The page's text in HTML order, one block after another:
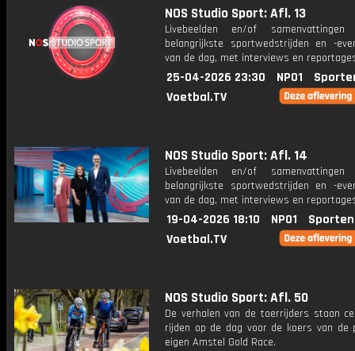
NOS Studio Sport: Afl. 13
Livebeelden en/of
belangrijkste sportwedstrijden en -
van de dag, met interviews en
25-04-2026 23:30 NPO1
Voetbal.TV
NOS Studio Sport: Afl. 14
Livebeelden en/of
belangrijkste sportwedstrijden en -
van de dag, met interviews en
19-04-2026 18:10 NPO1
Voetbal.TV
NOS Studio Sport: Afl. 50
De verhalen van de toerrijders staan
rijden op de dag voor de koers van de
eigen Amstel Gold Race.